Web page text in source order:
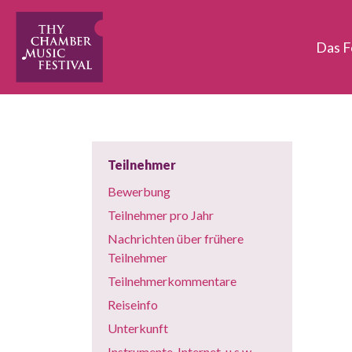
Das
Teilnehmer
Bewerbung
Teilnehmer pro Jahr
Nachrichten über frühere
Teilnehmer
Teilnehmerkommentare
Reiseinfo
Unterkunft